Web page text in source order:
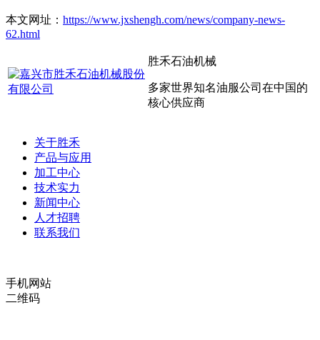
本文网址： https://www.jxshengh.com/news/company-news-
62.html
胜禾石油机械
多家世界知名油服公司在中国的
核心供应商
关于胜禾
产品与应用
加工中心
技术实力
新闻中心
人才招聘
联系我们
手机网站
二维码